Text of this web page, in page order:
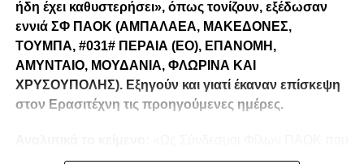
ήδη έχει καθυστερήσει», όπως τονίζουν, εξέδωσαν
εννιά ΣΦ ΠΑΟΚ (ΑΜΠΑΛΑΕΑ, ΜΑΚΕΔΟΝΕΣ,
ΤΟΥΜΠΑ, #031# ΠΕΡΑΙΑ (ΕΟ), ΕΠΑΝΟΜΗ,
ΑΜΥΝΤΑΙΟ, ΜΟΥΔΑΝΙΑ, ΦΛΩΡΙΝΑ ΚΑΙ
ΧΡΥΣΟΥΠΟΛΗΣ). Εξηγούν και γιατί έκαναν επίσκεψη
στον Ερασιτέχνη τις προηγούμενες ημέρες.
λειτουργούμε καθημερινά με γνώμωνα το καλό του